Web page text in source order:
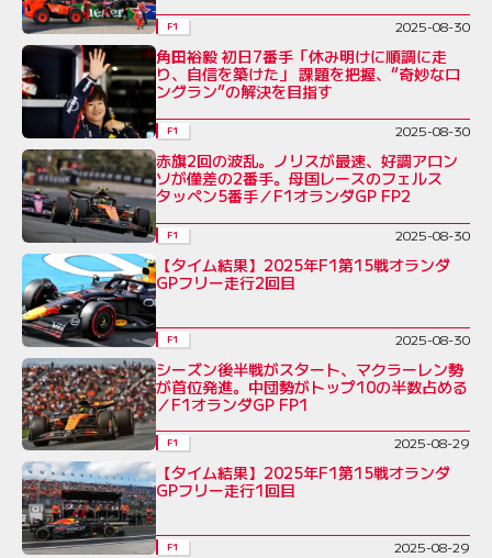
F1 2025-08-30
角田裕毅 初日7番手「休み明けに順調に走
り、自信を築けた」 課題を把握、“奇妙なロ
ングラン”の解決を目指す
F1 2025-08-30
赤旗2回の波乱。ノリスが最速、好調アロン
ソが僅差の2番手。母国レースのフェルス
タッペン5番手／F1オランダGP FP2
F1 2025-08-30
【タイム結果】2025年F1第15戦オランダ
GPフリー走行2回目
F1 2025-08-30
シーズン後半戦がスタート、マクラーレン勢
が首位発進。中団勢がトップ10の半数占める
／F1オランダGP FP1
F1 2025-08-29
【タイム結果】2025年F1第15戦オランダ
GPフリー走行1回目
F1 2025-08-29